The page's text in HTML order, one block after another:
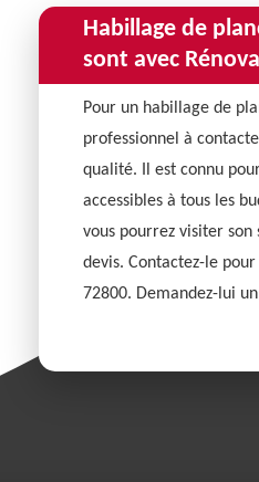
Habillage de
sont avec
Pour un habillage de
professionnel à
qualité. Il est connu
accessibles à tous les
vous pourrez visiter son
devis. Contactez-le
72800. Demandez-lui